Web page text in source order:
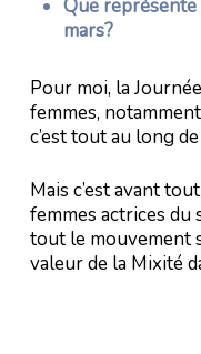
Que
mars?
Pour moi, la
femmes,
c’est tout au long
Mais c’est avant
femmes actrices
tout le mouvement
valeur de la Mixité